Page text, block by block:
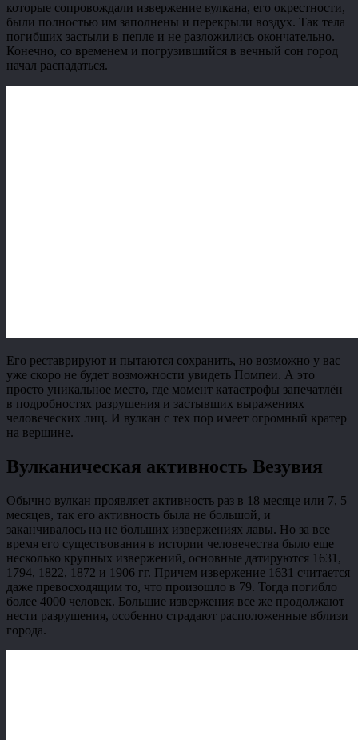
которые сопровождали извержение вулкана, его окрестности,
были полностью им заполнены и перекрыли воздух. Так тела
погибших застыли в пепле и не разложились окончательно.
Конечно, со временем и погрузившийся в вечный сон город
начал распадаться.
Его реставрируют и пытаются сохранить, но возможно у вас
уже скоро не будет возможности увидеть Помпеи. А это
просто уникальное место, где момент катастрофы запечатлён
в подробностях разрушения и застывших выражениях
человеческих лиц. И вулкан с тех пор имеет огромный кратер
на вершине.
Вулканическая активность Везувия
Обычно вулкан проявляет активность раз в 18 месяце или 7, 5
месяцев, так его активность была не большой, и
заканчивалось на не больших извержениях лавы. Но за все
время его существования в истории человечества было еще
несколько крупных извержений, основные датируются 1631,
1794, 1822, 1872 и 1906 гг. Причем извержение 1631 считается
даже превосходящим то, что произошло в 79. Тогда погибло
более 4000 человек. Большие извержения все же продолжают
нести разрушения, особенно страдают расположенные вблизи
города.